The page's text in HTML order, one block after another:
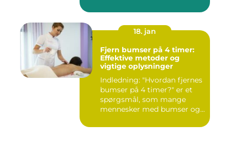
18. jan
Fjern bumser på 4 timer:
Effektive metoder og
vigtige oplysninger
Indledning: "Hvordan fjernes
bumser på 4 timer?" er et
spørgsmål, som mange
mennesker med bumser og...